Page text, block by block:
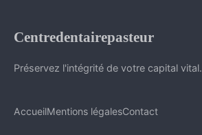
Centredentairepasteur
Préservez l'intégrité de votre capital vital.
AccueilMentions légalesContact